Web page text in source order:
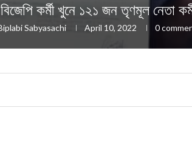
কর্মী খুনে ১২১ জন তৃণমূল নেতা
Sabyasachi April 10, 2022 0